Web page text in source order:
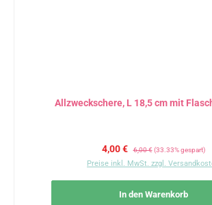
Allzweckschere, L 18,5 cm mit
Verkaufspreis:
4,00 € Regulärer Preis:
6,00 € (33.33% gespart)
Preise inkl. MwSt. zzgl.
In den Warenkorb